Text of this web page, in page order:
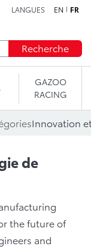
LANGUES EN FR
Recherche
GAZOO
RACING
Innovation
de
the future of
and